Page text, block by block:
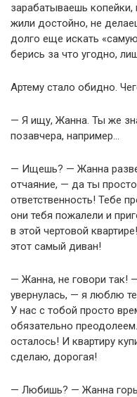
зарабатываешь
жили достойно, не
долго еще искать
берись за что угодно,
Артему стало обидно.
— Я ищу, Жанна. Ты же
позавчера, например…
— Ищешь? — Жанна
отчаяние, — да ты
ответственность! Тебе
они тебя пожалели и
в этой чертовой
этот самый диван!
— Жанна, не говори так!
увернулась, — я люблю
У нас с тобой просто
обязательно
осталось! И квартиру
сделаю, дорогая!
— Любишь? — Жанна